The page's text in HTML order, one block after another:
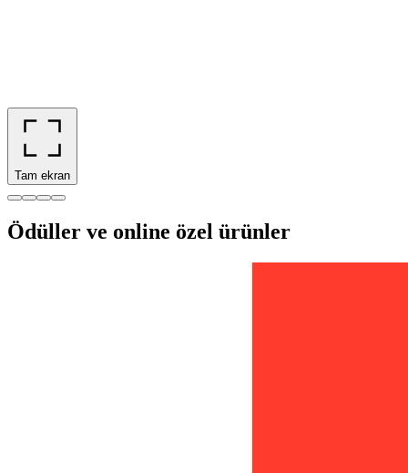
Tam ekran
Ödüller ve online özel ürünler